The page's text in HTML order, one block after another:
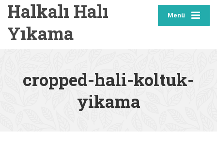
Menü
Halkalı Halı
Yıkama
cropped-hali-koltuk-
yikama